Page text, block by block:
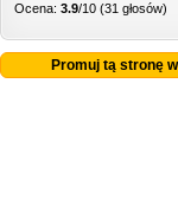
Ocena: 3.9/10 (31 głosów)
Promuj tą stronę